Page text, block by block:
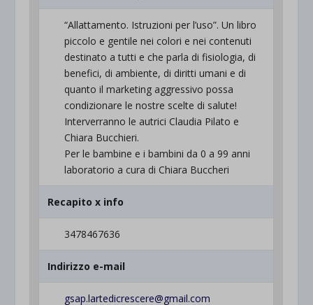
“Allattamento. Istruzioni per l’uso”. Un libro
piccolo e gentile nei colori e nei contenuti
destinato a tutti e che parla di fisiologia, di
benefici, di ambiente, di diritti umani e di
quanto il marketing aggressivo possa
condizionare le nostre scelte di salute!
Interverranno le autrici Claudia Pilato e
Chiara Bucchieri.
Per le bambine e i bambini da 0 a 99 anni
laboratorio a cura di Chiara Buccheri
Recapito x info
3478467636
Indirizzo e-mail
gsap.lartedicrescere@gmail.com